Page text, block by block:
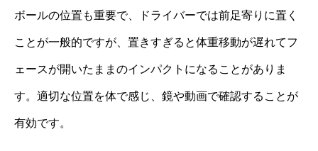
ボールの位置も重要で、ドライバーでは前足寄りに置く
ことが一般的ですが、置きすぎると体重移動が遅れてフ
ェースが開いたままのインパクトになることがありま
す。適切な位置を体で感じ、鏡や動画で確認することが
有効です。